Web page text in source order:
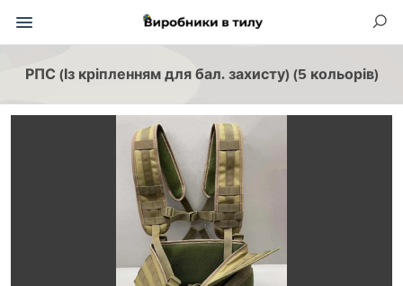
РПС (Із кріпленням для бал. захисту) (5 кольорів)